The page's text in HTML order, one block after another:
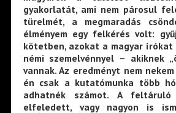
gyakorlatát, ami nem párosul
türelmét, a megmaradás
élményem egy felkérés volt:
kötetben, azokat a magyar
némi szemelvénnyel – akiknek
vannak. Az eredményt nem
én csak a kutatómunka több
adhatnék számot. A feltáruló
elfeledett, vagy nagyon is